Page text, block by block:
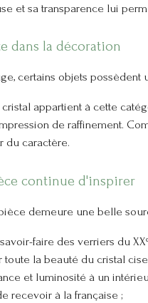
et sa transparence lui
dans la décoration
certains objets
appartient à cette
de raffinement.
du caractère.
continue d'inspirer
demeure une belle
faire des verriers du
toute la beauté du cristal
et luminosité à un
recevoir à la française ;